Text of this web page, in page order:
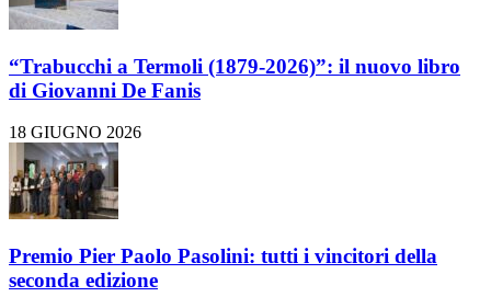
“Trabucchi a Termoli (1879-2026)”: il nuovo libro
di Giovanni De Fanis
18 GIUGNO 2026
Premio Pier Paolo Pasolini: tutti i vincitori della
seconda edizione